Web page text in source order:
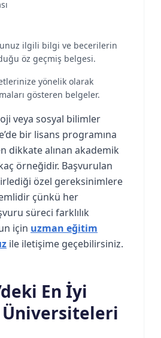
ilgili bilgi ve becerilerin
öz geçmiş belgesi.
yönelik olarak
gösteren belgeler.
veya sosyal bilimler
bir lisans programına
dikkate alınan akademik
örneğidir. Başvurulan
özel gereksinimlere
çünkü her
süreci farklılık
için uzman eğitim
ile iletişime geçebilirsiniz.
En İyi
Üniversiteleri